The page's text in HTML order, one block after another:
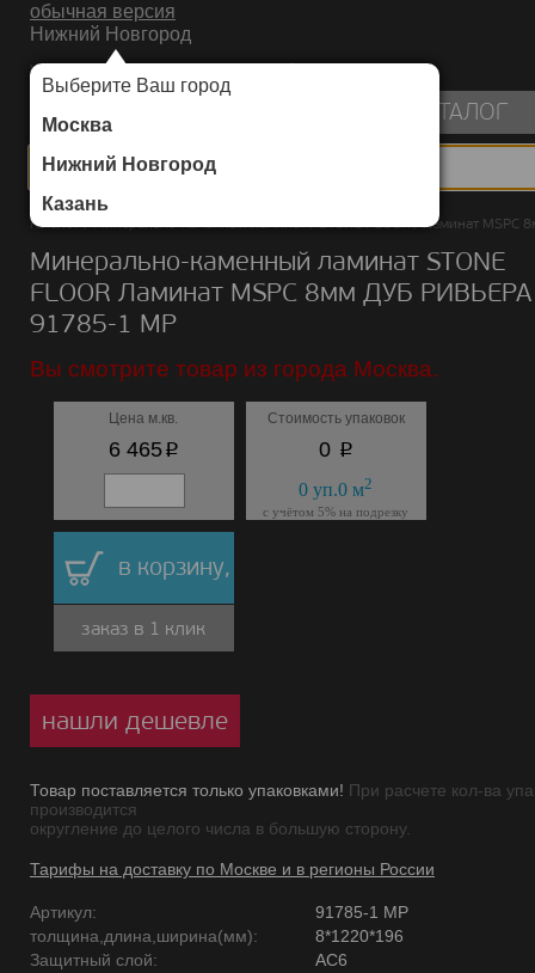
обычная версия
Нижний Новгород
Выберите Ваш город
Москва
Нижний Новгород
Казань
ИНТЕРНЕТ-МАГАЗИН НАПОЛЬНЫХ ПОКРЫТИЙ
КАТАЛОГ
Каталог/Минерально-каменный ламинат/STONE FLOOR/Ламинат MSPC
Минерально-каменный ламинат STONE
FLOOR Ламинат MSPC 8мм ДУБ РИВЬЕРА
91785-1 MP
Вы смотрите товар из города Москва.
Цена м.кв.
6 465p
Стоимость упаковок
0 p
0 уп.0 м2
с учётом 5% на подрезку
в корзину,
заказ в 1 клик
нашли дешевле
Товар поставляется только упаковками! При расчете кол-ва
производится
округление до целого числа в большую сторону.
Тарифы на доставку по Москве и в регионы России
Артикул:
91785-1 MP
толщина,длина,ширина(мм):
8*1220*196
Защитный слой:
AC6